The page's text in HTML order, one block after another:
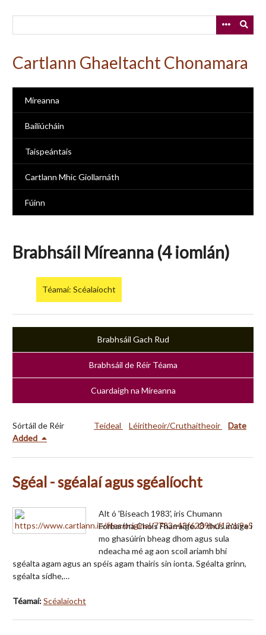
Cartlann Ghaeltacht Chonamara
Míreanna
Bailiúcháin
Taispeántais
Cartlann Mhic Giollarnáth
Fúinn
Brabhsáil Míreanna (4 iomlán)
Téamaí: Scéalaíocht
Brabhsáil Gach Rud
Brabhsáil de Réir Téama
Cuardaigh na Míreanna
Sórtáil de Réir Teideal Léiritheoir/Cruthaitheoir
Date
Added
Sgéal - sgéalaí agus sgéalíocht
Alt ó 'Biseach 1983', iris Chumann
Forbartha Chois Fharraige. Ó thús m'óige i
mo ghasúirín bheag dhom agus sula
ndeacha mé ag aon scoil ariamh bhí
sgéalta agam agus an spéis agam thairis sin ionta. Sgéalta grinn,
sgéalta sídhe,…
Téamaí:Scéalaíocht